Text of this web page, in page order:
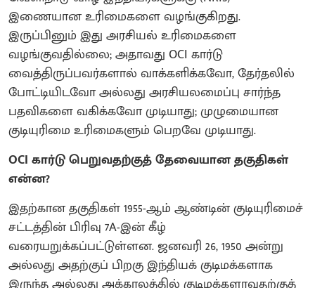
இணையான உரிமைகளை வழங்குகிறது.
இருப்பினும் இது அரசியல் உரிமைகளை
வழங்குவதில்லை; அதாவது OCI கார்டு
வைத்திருப்பவர்களால் வாக்களிக்கவோ, தேர்தலில்
போட்டியிடவோ அல்லது அரசியலமைப்பு சார்ந்த
பதவிகளை வகிக்கவோ முடியாது; முழுமையான
குடியுரிமை உரிமைகளும் பெறவே முடியாது.
OCI கார்டு பெறுவதற்குத் தேவையான தகுதிகள்
என்ன?
இதற்கான தகுதிகள் 1955-ஆம் ஆண்டின் குடியுரிமைச்
சட்டத்தின் பிரிவு 7A-இன் கீழ்
வரையறுக்கப்பட்டுள்ளன. ஜனவரி 26, 1950 அன்று
அல்லது அதற்குப் பிறகு இந்தியக் குடிமக்களாக